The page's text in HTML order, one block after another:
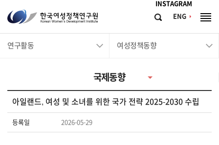
INSTAGRAM
ENG
한
국
여
연
구
원
검
체
연구활동 여성정책동향
국제동향
아일랜드, 여성 및 소녀를 위한 국가 전략 2025-2030 수립
등록일 2026-05-29